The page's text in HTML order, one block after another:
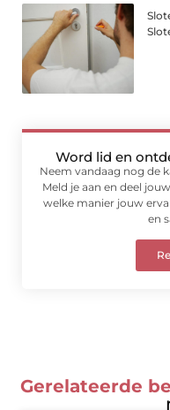
Word lid en
Neem vandaag nog de
Meld je aan en deel
welke manier jouw
en
Gerelateerde